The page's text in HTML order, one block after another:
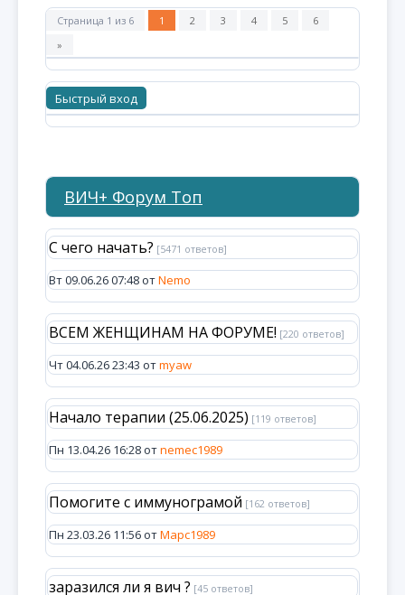
Страница 1 из 6 1 2 3 4 5
6
»
ВИЧ+ Форум Топ
С чего начать? [5471 ответов]
Вт 09.06.26 07:48 отNemo
ВСЕМ ЖЕНЩИНАМ НА ФОРУМЕ! [220 ответов]
Чт 04.06.26 23:43 отmyaw
Начало терапии (25.06.2025) [119 ответов]
Пн 13.04.26 16:28 отnemec1989
Помогите с иммунограмой [162 ответов]
Пн 23.03.26 11:56 отМарс1989
заразился ли я вич ? [45 ответов]